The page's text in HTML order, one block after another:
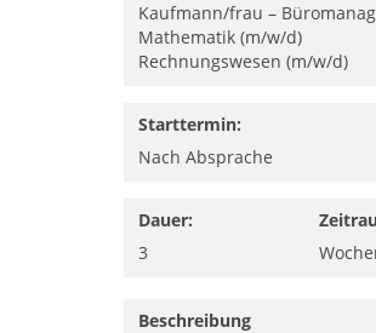
Kaufmann/­frau –
Mathematik (m/w/d)
Rechnungswesen (m/w/d)
Starttermin:
Nach Absprache
Dauer:
3
Beschreibung